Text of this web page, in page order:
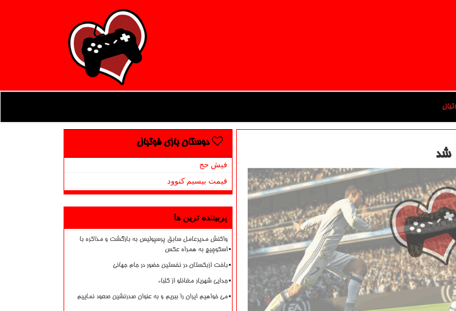
شد
دوستان بازی فوتبال
فیش حج
قیمت بیسیم کنوود
پربیننده ترین ها
واکنش مدیرعامل سابق پرسپولیس به بازگشت و مذاکره با
اسکوچیچ به همراه عکس
باخت ازبکستان در نخستین حضور در جام جهانی
جدایی شهریار مغانلو از کلباء
می خواهیم ایران را ببریم و به عنوان صدرنشین صعود نماییم